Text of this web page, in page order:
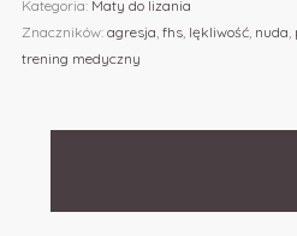
Kategoria: Maty do lizania
Znaczników:agresja,fhs, lękliwość, nuda,
trening medyczny